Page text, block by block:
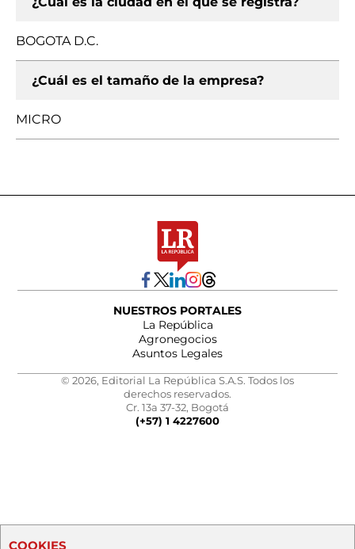
BOGOTA D.C.
¿Cuál es el tamaño de la empresa?
MICRO
NUESTROS PORTALES
La República
Agronegocios
Asuntos Legales
© 2026, Editorial La República S.A.S. Todos los
derechos reservados.
Cr. 13a 37-32, Bogotá
(+57) 1 4227600
COOKIES